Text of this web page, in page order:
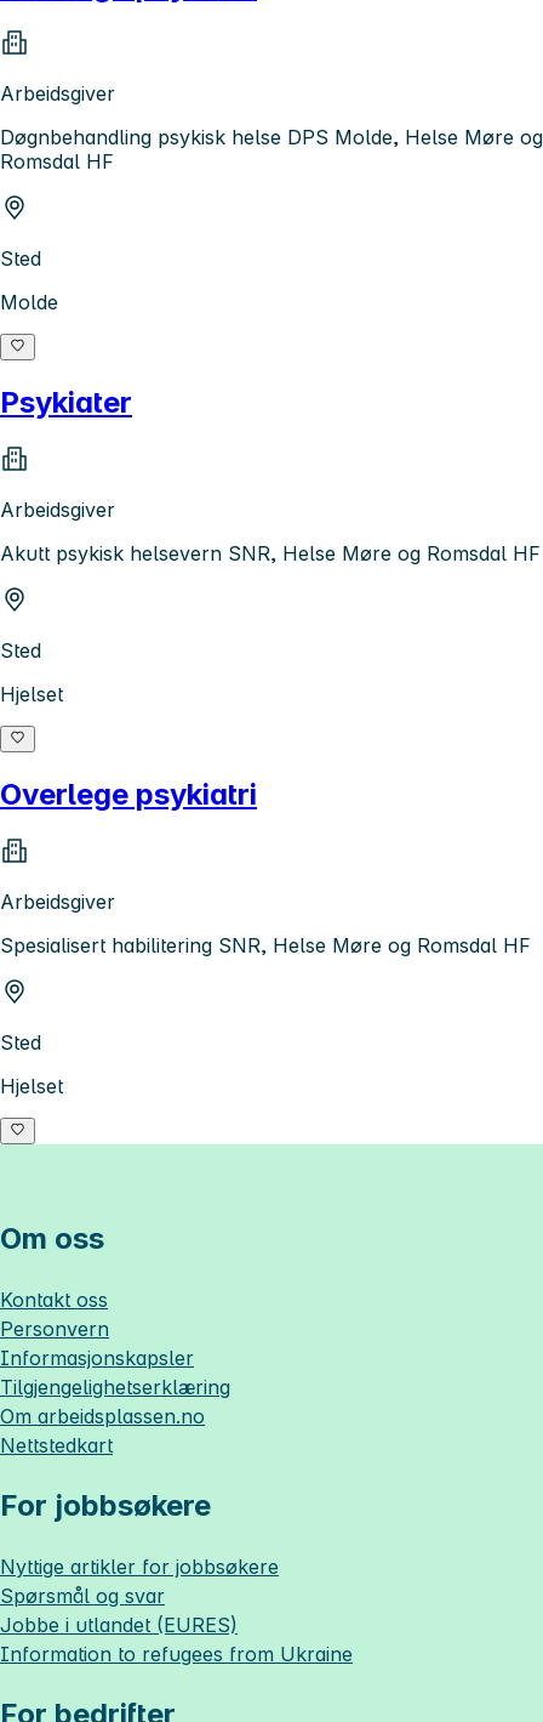
Arbeidsgiver
Døgnbehandling psykisk helse DPS Molde, Helse Møre og
Romsdal HF
Sted
Molde
Psykiater
Arbeidsgiver
Akutt psykisk helsevern SNR, Helse Møre og Romsdal HF
Sted
Hjelset
Overlege psykiatri
Arbeidsgiver
Spesialisert habilitering SNR, Helse Møre og Romsdal HF
Sted
Hjelset
Om oss
Kontakt oss
Personvern
Informasjonskapsler
Tilgjengelighetserklæring
Om arbeidsplassen.no
Nettstedkart
For jobbsøkere
Nyttige artikler for jobbsøkere
Spørsmål og svar
Jobbe i utlandet (EURES)
Information to refugees from Ukraine
For bedrifter